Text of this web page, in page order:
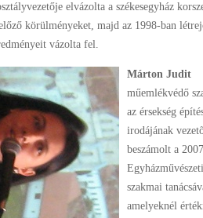
elvázolta a székesegyház
körülményeket, majd az 1998-ban
vázolta fel.
Márton Judit
műemlékvédő
az érsekség
irodájának
beszámolt a
szakmai
amelyeknél